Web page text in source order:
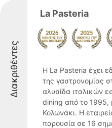
Διακριθέντες
La Pasteria
Η La Pasteria έχει
της γαστρονομίας
αλυσίδα ιταλικών
dining από το 1995,
Κολωνάκι. Η
παρουσία σε 16